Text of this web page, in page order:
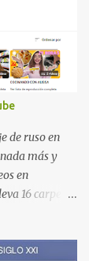
de ruso en
más y
en
16 carpetas
en